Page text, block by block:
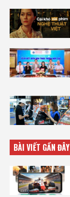
BÀI VIẾT GẦN ĐÂY